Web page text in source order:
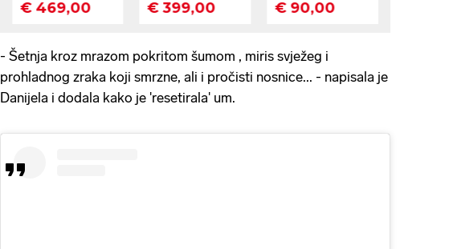
- Šetnja kroz mrazom pokritom šumom , miris svježeg i
prohladnog zraka koji smrzne, ali i pročisti nosnice... - napisala je
Danijela i dodala kako je 'resetirala' um.